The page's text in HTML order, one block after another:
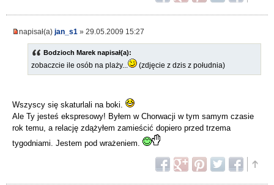
napisał(a) jan_s1 » 29.05.2009 15:27
Bodzioch Marek napisał(a):
zobaczcie ile osób na plaży... (zdjęcie z dzis z południa)
Wszyscy się skaturlali na boki.
Ale Ty jesteś ekspresowy! Byłem w Chorwacji w tym samym czasie
rok temu, a relację zdążyłem zamieścić dopiero przed trzema
tygodniami. Jestem pod wrażeniem.